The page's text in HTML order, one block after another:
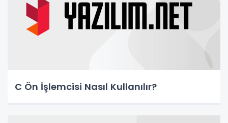
C Ön İşlemcisi Nasıl Kullanılır?